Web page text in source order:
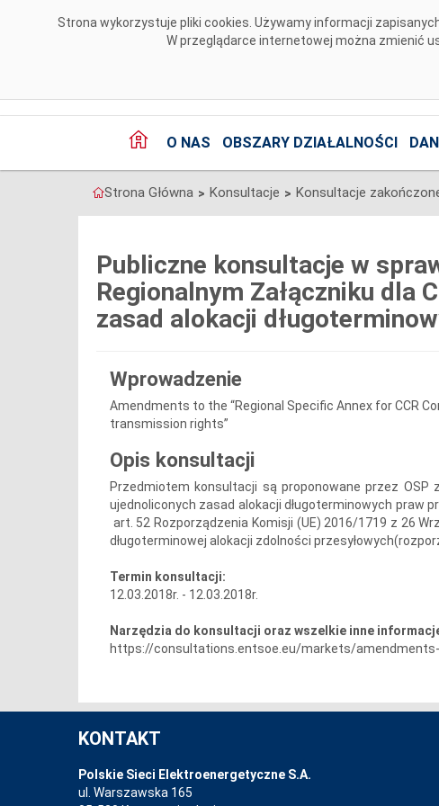
Strona wykorzystuje pliki cookies. Używamy informacji
W przeglądarce internetowej można zmienić
O NAS OBSZARY DZIAŁALNOŚCI
Strona Główna > Konsultacje > Konsultacje
Publiczne konsultacje w
Regionalnym Załączniku dla
zasad alokacji
Wprowadzenie
Amendments to the “Regional Specific Annex for CCR
transmission rights”
Opis konsultacji
Przedmiotem konsultacji są proponowane przez OSP
ujednoliconych zasad alokacji długoterminowych praw
art. 52 Rozporządzenia Komisji (UE) 2016/1719 z 26
długoterminowej alokacji zdolności
Termin konsultacji:
12.03.2018r. - 12.03.2018r.
Narzędzia do konsultacji oraz wszelkie inne
https://consultations.entsoe.eu/markets/
KONTAKT
Polskie Sieci Elektroenergetyczne S.A.
ul. Warszawska 165